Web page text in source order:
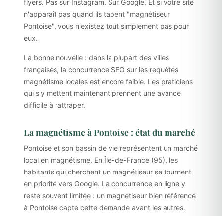
flyers. Pas sur Instagram. Sur Google. Et si votre site
n'apparaît pas quand ils tapent "magnétiseur
Pontoise", vous n'existez tout simplement pas pour
eux.
La bonne nouvelle : dans la plupart des villes
françaises, la concurrence SEO sur les requêtes
magnétisme locales est encore faible. Les praticiens
qui s'y mettent maintenant prennent une avance
difficile à rattraper.
La magnétisme à Pontoise : état du marché
Pontoise et son bassin de vie représentent un marché
local en magnétisme. En Île-de-France (95), les
habitants qui cherchent un magnétiseur se tournent
en priorité vers Google. La concurrence en ligne y
reste souvent limitée : un magnétiseur bien référencé
à Pontoise capte cette demande avant les autres.